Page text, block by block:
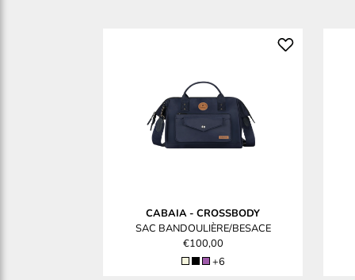
CABAIA- CROSSBODY
SAC BANDOULIÈRE/BESACE
€100,00
+6